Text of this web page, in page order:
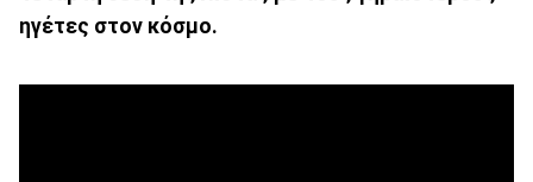
ηγέτες στον κόσμο.